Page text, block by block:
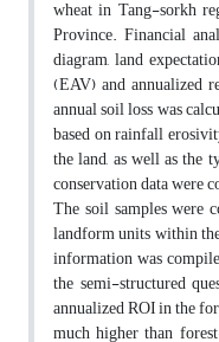
wheat in Tang-sorkh
Province. Financial
diagram, land
(EAV) and annualized
annual soil loss was
based on rainfall
the land, as well as the
conservation data were
The soil samples were
landform units within
information was
the semi-structured
annualized ROI in the
much higher than